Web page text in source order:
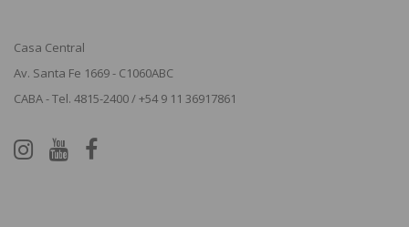
Casa Central
Av. Santa Fe 1669 - C1060ABC
CABA - Tel. 4815-2400 / +54 9 11 36917861